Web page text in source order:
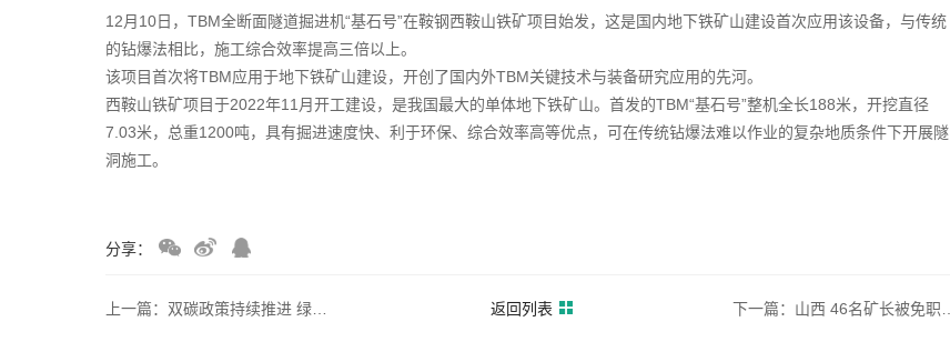
12月10日，TBM全断面隧道掘进机“基石号”在鞍钢西鞍山铁矿项目始发，这是国内地下铁矿山建设首次应用该设备，与传统
的钻爆法相比，施工综合效率提高三倍以上。
该项目首次将TBM应用于地下铁矿山建设，开创了国内外TBM关键技术与装备研究应用的先河。
西鞍山铁矿项目于2022年11月开工建设，是我国最大的单体地下铁矿山。首发的TBM“基石号”整机全长188米，开挖直径
7.03米，总重1200吨，具有掘进速度快、利于环保、综合效率高等优点，可在传统钻爆法难以作业的复杂地质条件下开展隧
洞施工。
分享：
上一篇：双碳政策持续推进 绿色低碳转型加速 返回列表